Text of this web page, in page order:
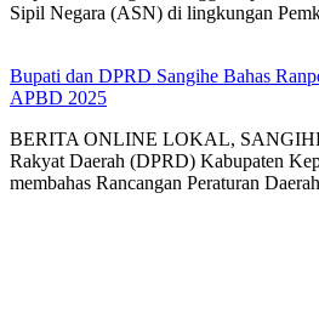
Sipil Negara (ASN) di lingkungan
Bupati dan DPRD Sangihe Bahas
APBD 2025
BERITA ONLINE LOKAL,
Rakyat Daerah (DPRD) Kabupaten
membahas Rancangan Peraturan